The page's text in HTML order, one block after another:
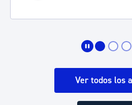
Ver todos los